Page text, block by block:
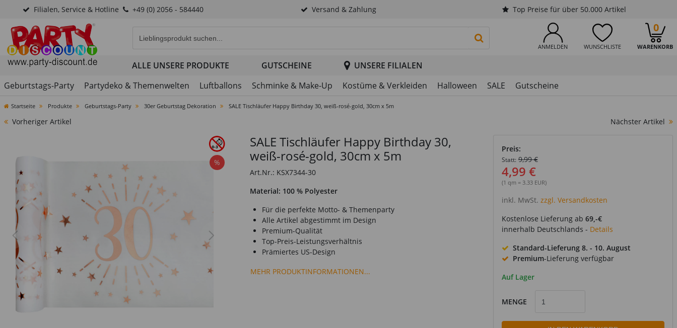
Filialen, Service & Hotline +49 (0) 2056 - 584440 Versand & Zahlung Top Preise für über 50.000 Artikel
ANMELDEN WUNSCHLISTE WARENKORB
0
PRODUKTSUCHE STARTEN
ALLE UNSERE PRODUKTE GUTSCHEINE
UNSERE FILIALEN
Geburtstags-Party
Partydeko & Themenwelten Luftballons Schminke & Make-Up Kostüme & Verkleiden Halloween SALE Gutscheine
Startseite Produkte Geburtstags-Party 30er Geburtstag Dekoration SALE Tischläufer Happy Birthday 30, weiß-rosé-gold, 30cm x 5m
Vorheriger Artikel Nächster Artikel
%
SALE Tischläufer Happy Birthday 30,
weiß-rosé-gold, 30cm x 5m
Art.Nr.: KSX7344-30
Material: 100 % Polyester
Für die perfekte Motto- & Themenparty
Alle Artikel abgestimmt im Design
Premium-Qualität
Top-Preis-Leistungsverhältnis
Prämiertes US-Design
MEHR PRODUKTINFORMATIONEN...
Preis:
Statt: 9,99 €
4,99 €
(1 qm = 3.33 EUR)
inkl. MwSt. zzgl. Versandkosten
Kostenlose Lieferung ab 69,-€
innerhalb Deutschlands - Details
Standard-Lieferung 8. - 10. August
Premium-Lieferung verfügbar
Auf Lager
MENGE